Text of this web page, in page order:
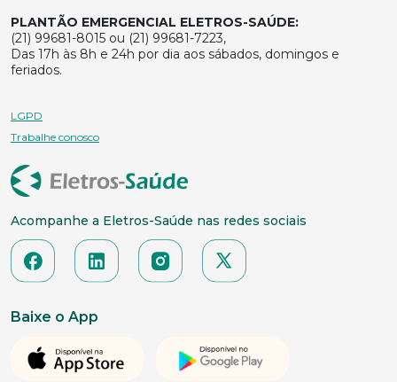
PLANTÃO EMERGENCIAL ELETROS-SAÚDE:
(21) 99681-8015 ou (21) 99681-7223,
Das 17h às 8h e 24h por dia aos sábados, domingos e
feriados.
LGPD
Trabalhe conosco
Acompanhe a Eletros-Saúde nas redes sociais
Baixe o App